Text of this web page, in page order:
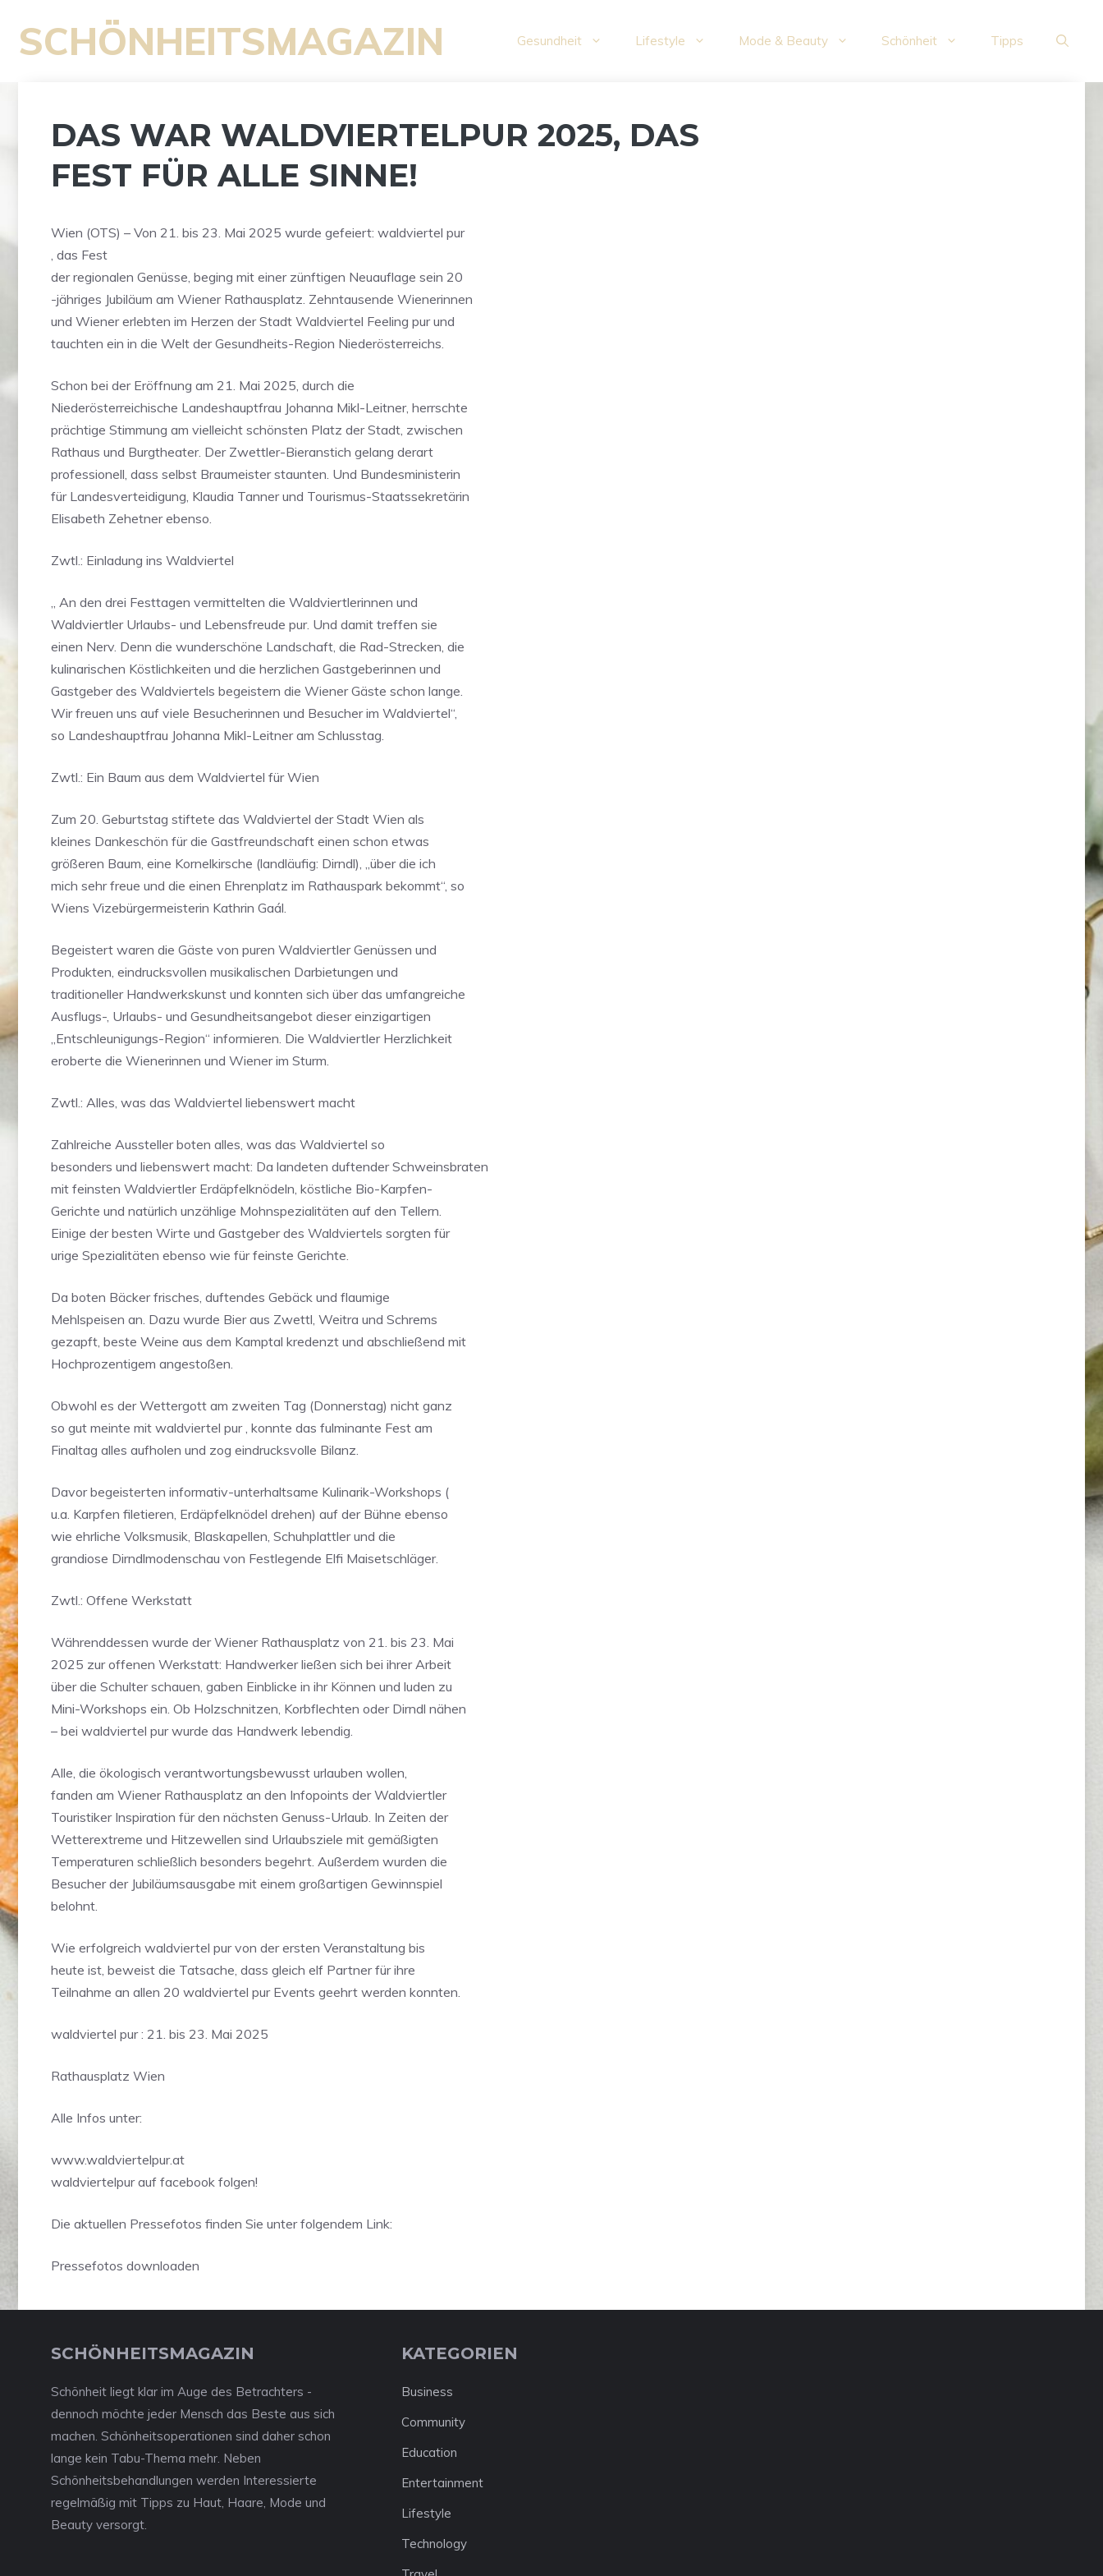
Inhalt
springen
SCHÖNHEITSMAGAZIN Gesundheit Lifestyle Mode & Beauty Schönheit Tipps
DAS WAR WALDVIERTELPUR 2025, DAS
FEST FÜR ALLE SINNE!
Wien (OTS) – Von 21. bis 23. Mai 2025 wurde gefeiert: waldviertel pur
, das Fest
der regionalen Genüsse, beging mit einer zünftigen Neuauflage sein 20
-jähriges Jubiläum am Wiener Rathausplatz. Zehntausende Wienerinnen
und Wiener erlebten im Herzen der Stadt Waldviertel Feeling pur und
tauchten ein in die Welt der Gesundheits-Region Niederösterreichs.
Schon bei der Eröffnung am 21. Mai 2025, durch die
Niederösterreichische Landeshauptfrau Johanna Mikl-Leitner, herrschte
prächtige Stimmung am vielleicht schönsten Platz der Stadt, zwischen
Rathaus und Burgtheater. Der Zwettler-Bieranstich gelang derart
professionell, dass selbst Braumeister staunten. Und Bundesministerin
für Landesverteidigung, Klaudia Tanner und Tourismus-Staatssekretärin
Elisabeth Zehetner ebenso.
Zwtl.: Einladung ins Waldviertel
„ An den drei Festtagen vermittelten die Waldviertlerinnen und
Waldviertler Urlaubs- und Lebensfreude pur. Und damit treffen sie
einen Nerv. Denn die wunderschöne Landschaft, die Rad-Strecken, die
kulinarischen Köstlichkeiten und die herzlichen Gastgeberinnen und
Gastgeber des Waldviertels begeistern die Wiener Gäste schon lange.
Wir freuen uns auf viele Besucherinnen und Besucher im Waldviertel“,
so Landeshauptfrau Johanna Mikl-Leitner am Schlusstag.
Zwtl.: Ein Baum aus dem Waldviertel für Wien
Zum 20. Geburtstag stiftete das Waldviertel der Stadt Wien als
kleines Dankeschön für die Gastfreundschaft einen schon etwas
größeren Baum, eine Kornelkirsche (landläufig: Dirndl), „über die ich
mich sehr freue und die einen Ehrenplatz im Rathauspark bekommt“, so
Wiens Vizebürgermeisterin Kathrin Gaál.
Begeistert waren die Gäste von puren Waldviertler Genüssen und
Produkten, eindrucksvollen musikalischen Darbietungen und
traditioneller Handwerkskunst und konnten sich über das umfangreiche
Ausflugs-, Urlaubs- und Gesundheitsangebot dieser einzigartigen
„Entschleunigungs-Region“ informieren. Die Waldviertler Herzlichkeit
eroberte die Wienerinnen und Wiener im Sturm.
Zwtl.: Alles, was das Waldviertel liebenswert macht
Zahlreiche Aussteller boten alles, was das Waldviertel so
besonders und liebenswert macht: Da landeten duftender Schweinsbraten
mit feinsten Waldviertler Erdäpfelknödeln, köstliche Bio-Karpfen-
Gerichte und natürlich unzählige Mohnspezialitäten auf den Tellern.
Einige der besten Wirte und Gastgeber des Waldviertels sorgten für
urige Spezialitäten ebenso wie für feinste Gerichte.
Da boten Bäcker frisches, duftendes Gebäck und flaumige
Mehlspeisen an. Dazu wurde Bier aus Zwettl, Weitra und Schrems
gezapft, beste Weine aus dem Kamptal kredenzt und abschließend mit
Hochprozentigem angestoßen.
Obwohl es der Wettergott am zweiten Tag (Donnerstag) nicht ganz
so gut meinte mit waldviertel pur , konnte das fulminante Fest am
Finaltag alles aufholen und zog eindrucksvolle Bilanz.
Davor begeisterten informativ-unterhaltsame Kulinarik-Workshops (
u.a. Karpfen filetieren, Erdäpfelknödel drehen) auf der Bühne ebenso
wie ehrliche Volksmusik, Blaskapellen, Schuhplattler und die
grandiose Dirndlmodenschau von Festlegende Elfi Maisetschläger.
Zwtl.: Offene Werkstatt
Währenddessen wurde der Wiener Rathausplatz von 21. bis 23. Mai
2025 zur offenen Werkstatt: Handwerker ließen sich bei ihrer Arbeit
über die Schulter schauen, gaben Einblicke in ihr Können und luden zu
Mini-Workshops ein. Ob Holzschnitzen, Korbflechten oder Dirndl nähen
– bei waldviertel pur wurde das Handwerk lebendig.
Alle, die ökologisch verantwortungsbewusst urlauben wollen,
fanden am Wiener Rathausplatz an den Infopoints der Waldviertler
Touristiker Inspiration für den nächsten Genuss-Urlaub. In Zeiten der
Wetterextreme und Hitzewellen sind Urlaubsziele mit gemäßigten
Temperaturen schließlich besonders begehrt. Außerdem wurden die
Besucher der Jubiläumsausgabe mit einem großartigen Gewinnspiel
belohnt.
Wie erfolgreich waldviertel pur von der ersten Veranstaltung bis
heute ist, beweist die Tatsache, dass gleich elf Partner für ihre
Teilnahme an allen 20 waldviertel pur Events geehrt werden konnten.
waldviertel pur : 21. bis 23. Mai 2025
Rathausplatz Wien
Alle Infos unter:
www.waldviertelpur.at
waldviertelpur auf facebook folgen!
Die aktuellen Pressefotos finden Sie unter folgendem Link:
Pressefotos downloaden
SCHÖNHEITSMAGAZIN
Schönheit liegt klar im Auge des Betrachters -
dennoch möchte jeder Mensch das Beste aus sich
machen. Schönheitsoperationen sind daher schon
lange kein Tabu-Thema mehr. Neben
Schönheitsbehandlungen werden Interessierte
regelmäßig mit Tipps zu Haut, Haare, Mode und
Beauty versorgt.
KATEGORIEN
Business
Community
Education
Entertainment
Lifestyle
Technology